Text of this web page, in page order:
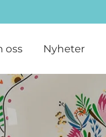
oss Nyheter